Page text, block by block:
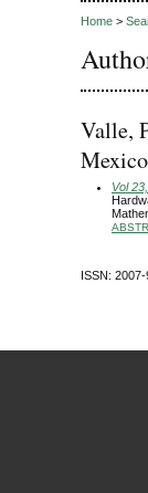
Home >
Valle,
Mexico
Vol
ISSN: